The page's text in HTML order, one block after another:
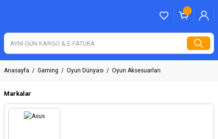
Anasayfa Gaming Oyun Dünyası Oyun Aksesuarları
Markalar